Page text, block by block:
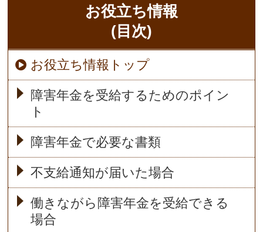
お役立ち情報
(目次)
お役立ち情報トップ
障害年金を受給するためのポイン
ト
障害年金で必要な書類
不支給通知が届いた場合
働きながら障害年金を受給できる
場合